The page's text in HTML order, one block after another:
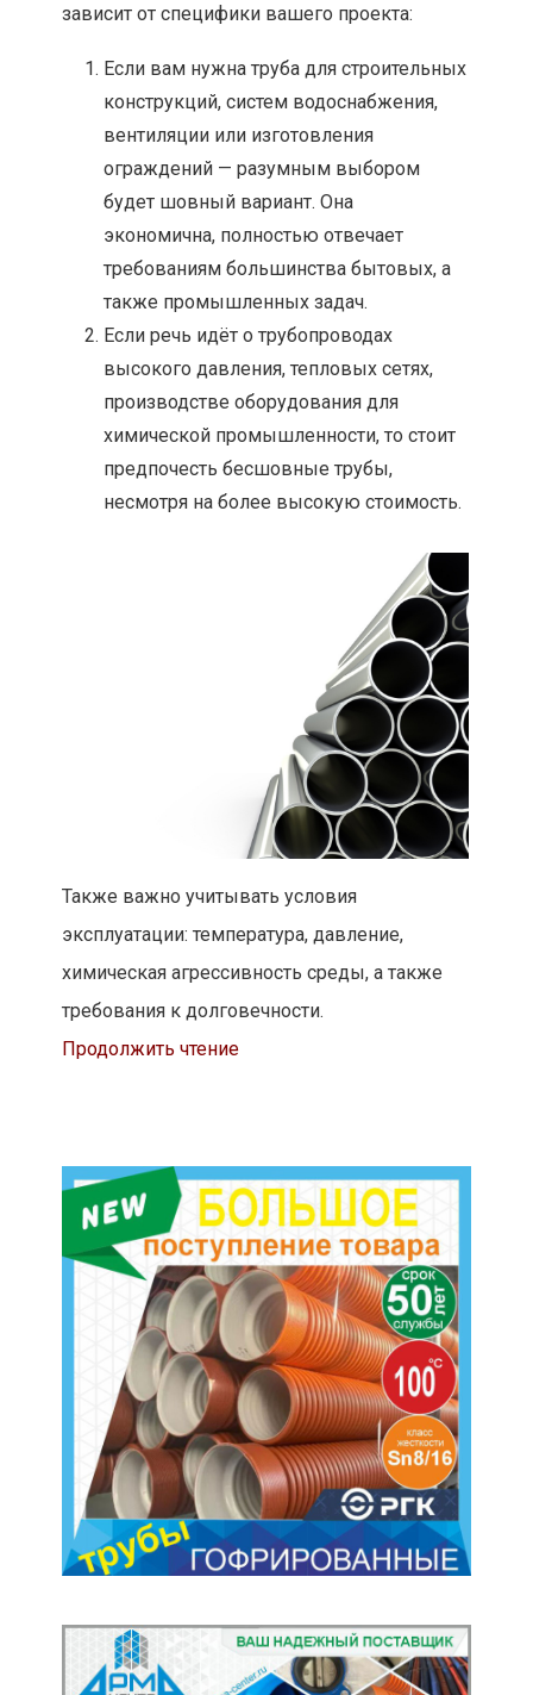
зависит от специфики вашего проекта:
Если вам нужна труба для строительных
конструкций, систем водоснабжения,
вентиляции или изготовления
ограждений — разумным выбором
будет шовный вариант. Она
экономична, полностью отвечает
требованиям большинства бытовых, а
также промышленных задач.
Если речь идёт о трубопроводах
высокого давления, тепловых сетях,
производстве оборудования для
химической промышленности, то стоит
предпочесть бесшовные трубы,
несмотря на более высокую стоимость.
Также важно учитывать условия
эксплуатации: температура, давление,
химическая агрессивность среды, а также
требования к долговечности.
Продолжить чтение